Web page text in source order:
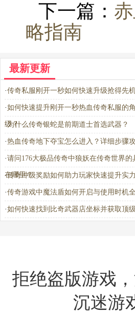
下一篇：
略指南
最新更新
·传奇私服刚开一秒如何快速升级抢得先
·如何快速提升刚开一秒热血传奇私服的
级？
·为什么传奇银蛇是前期道士首选武器？
·热血传奇地下夺宝怎么进入？详细步骤
·请问176大极品传奇中狼妖在传奇世界的
在哪里？
·传奇冲级奖励如何助力玩家快速提升实
·传奇游戏中魔法盾如何开启与使用时机
·如何快速找到比奇武器店坐标并获取顶
拒绝盗版游戏
沉迷游